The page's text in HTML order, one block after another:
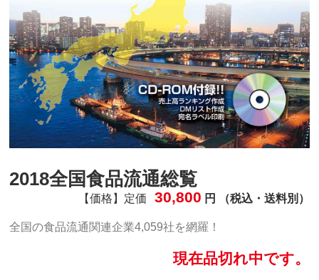
2018全国食品流通総覧
【価格】定価 30,800 円 （税込・送料別）
全国の食品流通関連企業4,059社を網羅！
現在品切れ中です。